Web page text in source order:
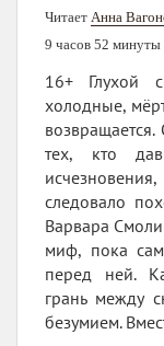
Читает Анна
9 часов 52 минуты
16+ Глухой
холодные,
тех, кто
следовало
Варвара
миф, пока
перед ней.
грань между
безумием.